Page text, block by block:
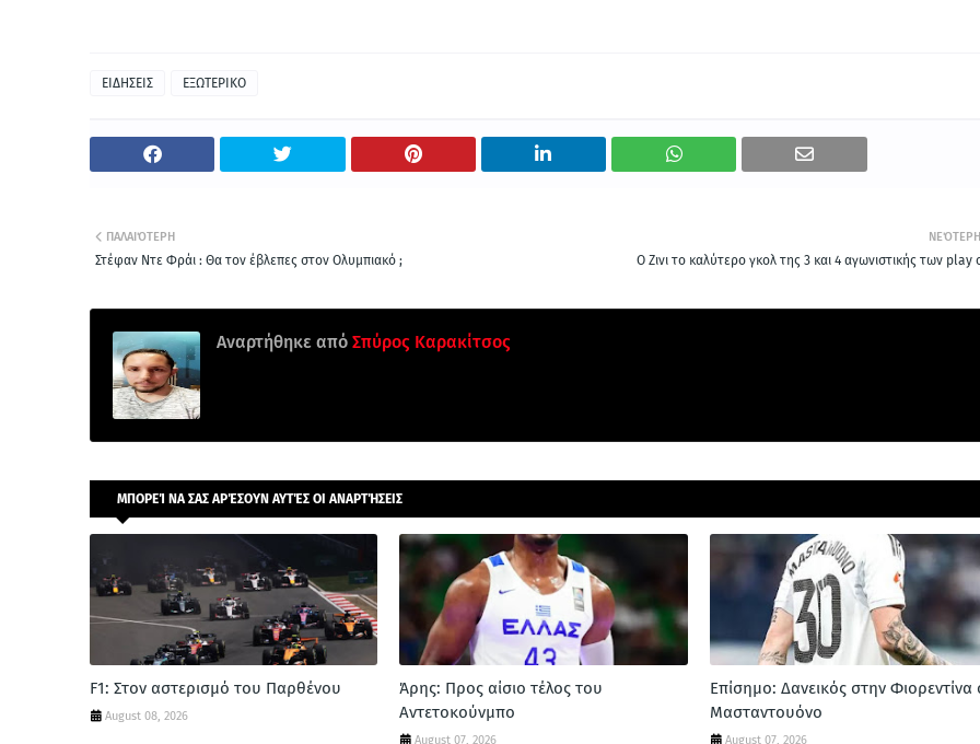
ΕΙΔΗΣΕΙΣ ΕΞΩΤΕΡΙΚΟ
ΝΕΌΤΕΡΗ
Ο Ζινι το καλύτερο γκολ της 3 και 4 αγωνιστικής των play
ΠΑΛΑΙΌΤΕΡΗ
Στέφαν Ντε Φράι : Θα τον έβλεπες στον Ολυμπιακό ;
Αναρτήθηκε από Σπύρος Καρακίτσος
ΜΠΟΡΕΊ ΝΑ ΣΑΣ ΑΡΈΣΟΥΝ ΑΥΤΈΣ ΟΙ ΑΝΑΡΤΉΣΕΙΣ
F1: Στον αστερισμό του Παρθένου
August 08, 2026
Άρης: Προς αίσιο τέλος του
Αντετοκούνμπο
August 07, 2026
Επίσημο: Δανεικός στην Φιορεντίνα
Μασταντουόνο
August 07, 2026